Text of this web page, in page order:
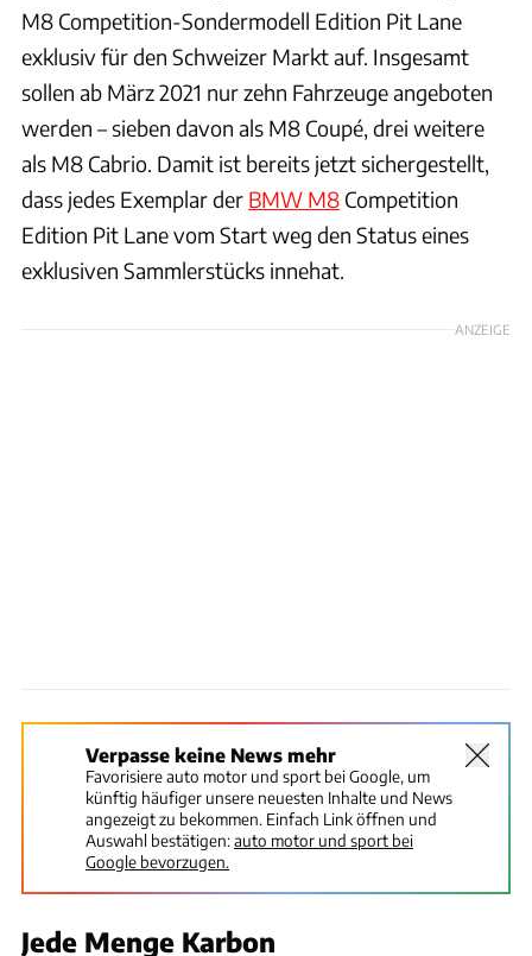
M8 Competition-Sondermodell Edition Pit Lane
exklusiv für den Schweizer Markt auf. Insgesamt
sollen ab März 2021 nur zehn Fahrzeuge angeboten
werden – sieben davon als M8 Coupé, drei weitere
als M8 Cabrio. Damit ist bereits jetzt sichergestellt,
dass jedes Exemplar der BMW M8 Competition
Edition Pit Lane vom Start weg den Status eines
exklusiven Sammlerstücks innehat.
ANZEIGE
Verpasse keine News mehr
Favorisiere auto motor und sport bei Google, um
künftig häufiger unsere neuesten Inhalte und News
angezeigt zu bekommen. Einfach Link öffnen und
Auswahl bestätigen:auto motor und sport bei
Google bevorzugen.
Jede Menge Karbon